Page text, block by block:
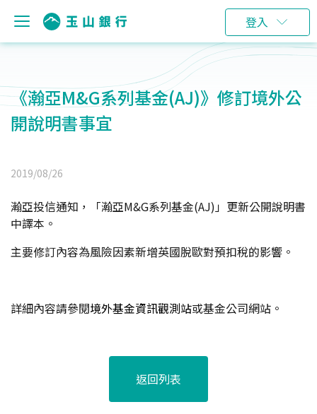
登入
《瀚亞M&G系列基金(AJ)》修訂境外公
開說明書事宜
2019/08/26
瀚亞投信通知，「瀚亞M&G系列基金(AJ)」更新公開說明書
中譯本。
主要修訂內容為風險因素新增英國脫歐對預扣稅的影響。
詳細內容請參閱境外基金資訊觀測站或基金公司網站。
返回列表